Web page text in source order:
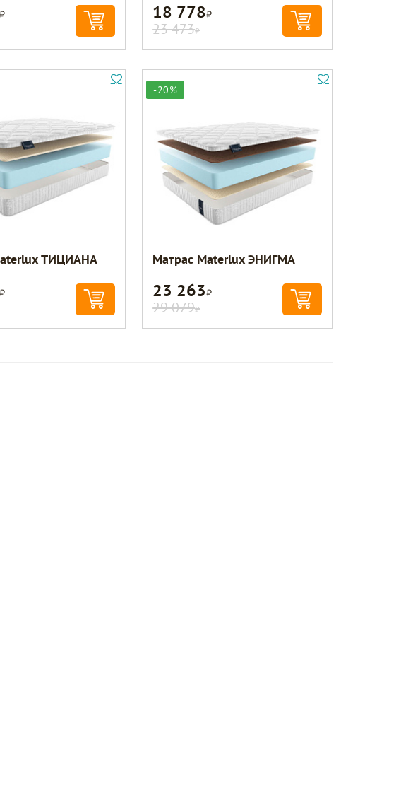
Р 18 778Р
23 473Р
ТИЦИАНА
Р
-20%
Матрас Materlux ЭНИГМА
23 263Р
29 079Р